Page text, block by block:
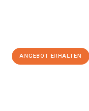
ANGEBOT ERHALTEN